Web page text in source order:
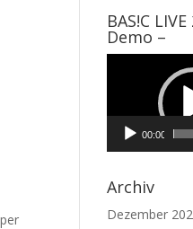
BAS!C
Demo –
00:00
Archiv
Dezember